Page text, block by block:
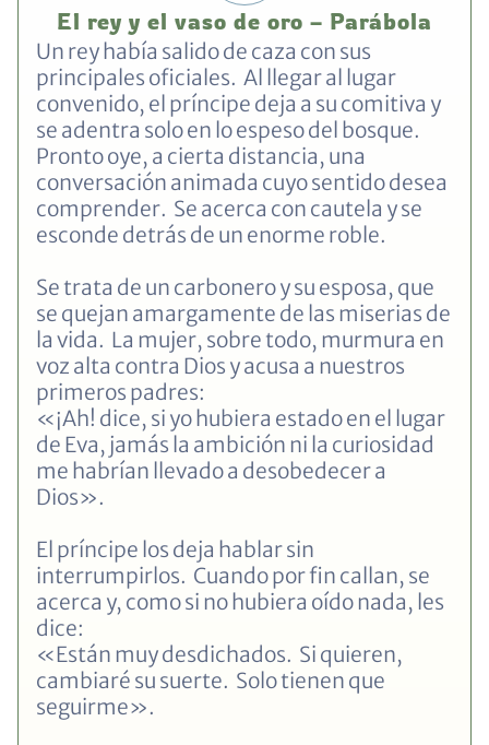
El rey y el vaso de oro – Parábola
Un rey había salido de caza con sus
principales oficiales. Al llegar al lugar
convenido, el príncipe deja a su comitiva y
se adentra solo en lo espeso del bosque.
Pronto oye, a cierta distancia, una
conversación animada cuyo sentido desea
comprender. Se acerca con cautela y se
esconde detrás de un enorme roble.
Se trata de un carbonero y su esposa, que
se quejan amargamente de las miserias de
la vida. La mujer, sobre todo, murmura en
voz alta contra Dios y acusa a nuestros
primeros padres:
«¡Ah! dice, si yo hubiera estado en el lugar
de Eva, jamás la ambición ni la curiosidad
me habrían llevado a desobedecer a
Dios».
El príncipe los deja hablar sin
interrumpirlos. Cuando por fin callan, se
acerca y, como si no hubiera oído nada, les
dice:
«Están muy desdichados. Si quieren,
cambiaré su suerte. Solo tienen que
seguirme».